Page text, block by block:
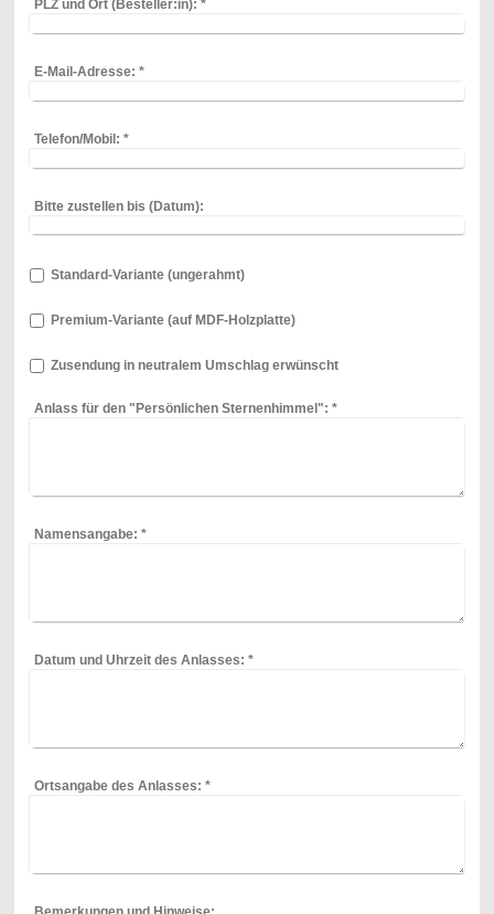
PLZ und Ort (Besteller:in): *
E-Mail-Adresse: *
Telefon/Mobil: *
Bitte zustellen bis (Datum):
Standard-Variante (ungerahmt)
Premium-Variante (auf MDF-Holzplatte)
Zusendung in neutralem Umschlag erwünscht
Anlass für den "Persönlichen Sternenhimmel": *
Namensangabe: *
Datum und Uhrzeit des Anlasses: *
Ortsangabe des Anlasses: *